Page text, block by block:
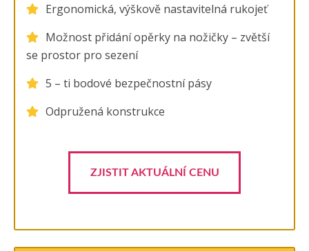
Ergonomická, výškově nastavitelná rukojeť
Možnost přidání opěrky na nožičky – zvětší
se prostor pro sezení
5 – ti bodové bezpečnostní pásy
Odpružená konstrukce
ZJISTIT AKTUÁLNÍ CENU